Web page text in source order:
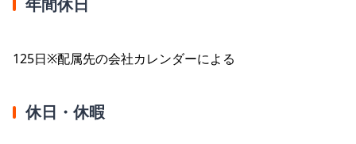
125日※配属先の会社カレンダーによる
休日・休暇